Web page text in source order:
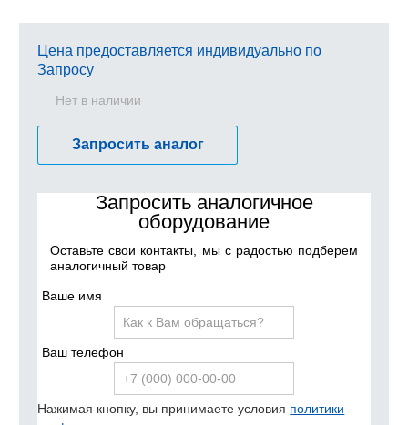
Цена предоставляется индивидуально по
Запросу
Нет в наличии
Запросить аналог
Запросить аналогичное
оборудование
Оставьте свои контакты, мы с радостью подберем
аналогичный товар
Ваше имя
Ваш телефон
Нажимая кнопку, вы принимаете условия политики